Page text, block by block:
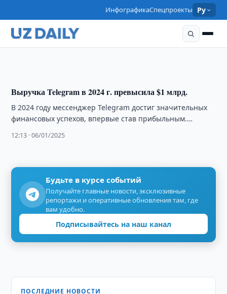
ИнфографикаСпецпроекты Ру
Telegram впервые завершил год с прибылью: $540
млн в 2024 году на фоне юридических проблем
основателя
Выручка Telegram в 2024 г. превысила $1 млрд.
В 2024 году мессенджер Telegram достиг значительных
финансовых успехов, впервые став прибыльным.
Дуров сообщил, …
12:13 · 06/01/2025
Будьте в курсе событий
Получайте главные новости, эксклюзивные
репортажи и оперативные обновления там, где
вам удобно.
Подписывайтесь на наш канал
ПОСЛЕДНИЕ НОВОСТИ